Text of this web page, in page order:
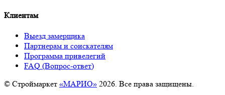
Клиентам
Выезд замерщика
Партнерам и соискателям
Программа привелегий
FAQ (Вопрос-ответ)
© Строймаркет «МАРИО» 2026. Все права защищены.